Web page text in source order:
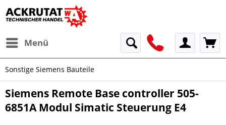
Menü
Sonstige Siemens Bauteile
Siemens Remote Base controller 505-
6851A Modul Simatic Steuerung E4